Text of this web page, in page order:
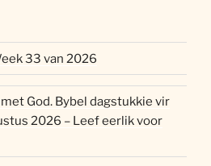
33 van 2026
God. Bybel dagstukkie vir
2026 – Leef eerlik voor